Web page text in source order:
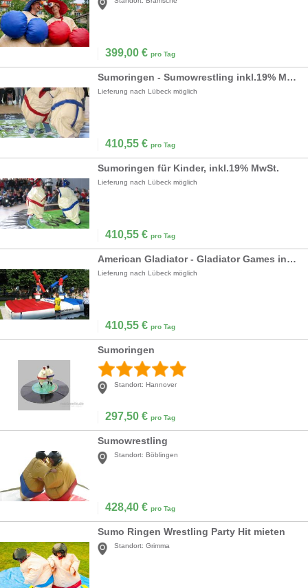
399,00 € pro Tag
Sumoringen - Sumowrestling inkl.19% MwSt.
Lieferung nach Lübeck möglich
410,55 € pro Tag
Sumoringen für Kinder, inkl.19% MwSt.
Lieferung nach Lübeck möglich
410,55 € pro Tag
American Gladiator - Gladiator Games inkl. 19% MwSt.
Lieferung nach Lübeck möglich
410,55 € pro Tag
Sumoringen
Standort: Hannover
297,50 € pro Tag
Sumowrestling
Standort: Böblingen
428,40 € pro Tag
Sumo Ringen Wrestling Party Hit mieten
Standort: Grimma